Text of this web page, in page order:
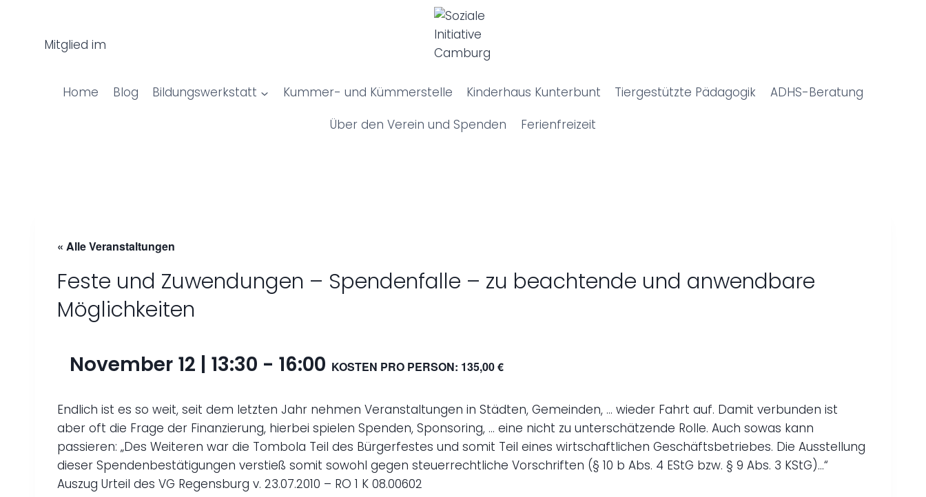
Mitglied im
Home Blog Bildungswerkstatt Kummer- und Kümmerstelle Kinderhaus Kunterbunt Tiergestützte Pädagogik
ADHS-Beratung
Über den Verein und Spenden
Ferienfreizeit
« Alle Veranstaltungen
Feste und Zuwendungen – Spendenfalle – zu beachtende und anwendbare
Möglichkeiten
November 12 | 13:30 - 16:00 KOSTEN PRO PERSON: 135,00 €
Endlich ist es so weit, seit dem letzten Jahr nehmen Veranstaltungen in Städten, Gemeinden, … wieder Fahrt auf. Damit verbunden ist
aber oft die Frage der Finanzierung, hierbei spielen Spenden, Sponsoring, … eine nicht zu unterschätzende Rolle. Auch sowas kann
passieren: „Des Weiteren war die Tombola Teil des Bürgerfestes und somit Teil eines wirtschaftlichen Geschäftsbetriebes. Die Ausstellung
dieser Spendenbestätigungen verstieß somit sowohl gegen steuerrechtliche Vorschriften (§ 10 b Abs. 4 EStG bzw. § 9 Abs. 3 KStG)…“
Auszug Urteil des VG Regensburg v. 23.07.2010 – RO 1 K 08.00602